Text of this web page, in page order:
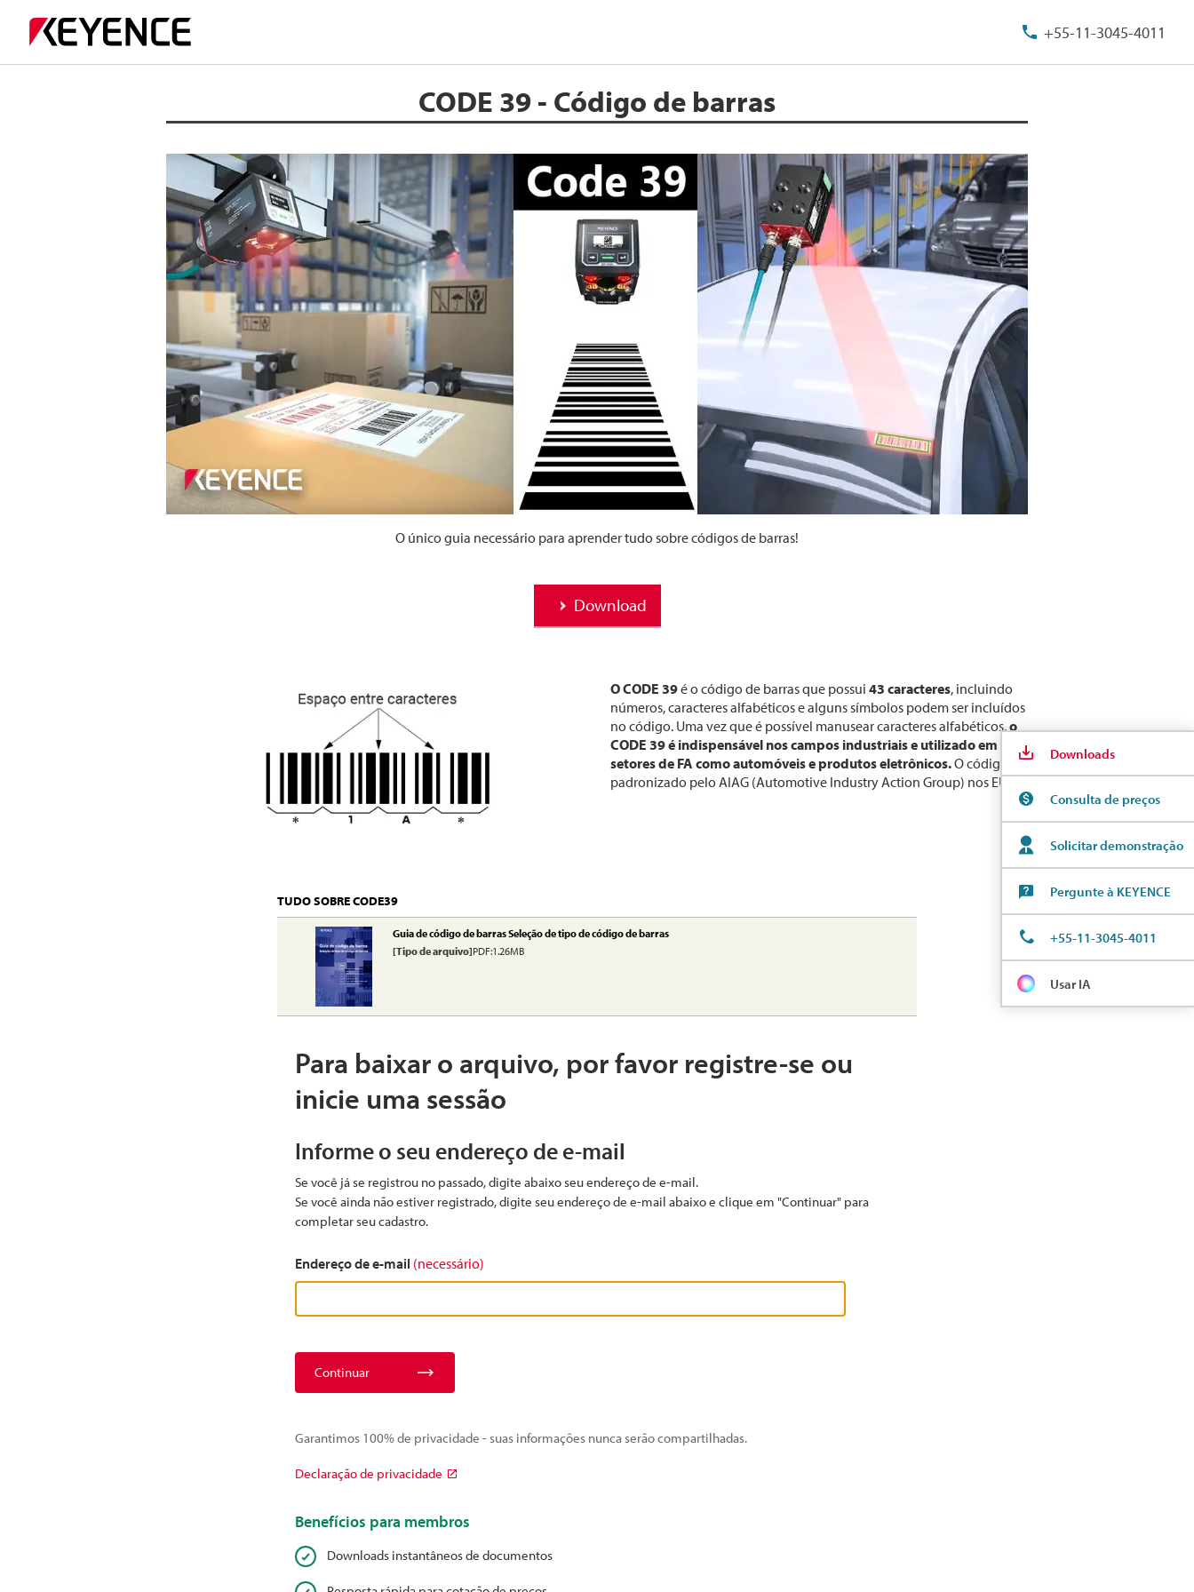
+55-11-3045-4011
CODE 39 - Código de barras
O único guia necessário para aprender tudo sobre códigos de barras!
Download
O CODE 39é o código de barras que possui 43 caracteres, incluindo
números, caracteres alfabéticos e alguns símbolos podem ser incluídos
no código. Uma vez que é possível manusear caracteres alfabéticos,o
CODE 39 é indispensável nos campos industriais e utilizado em
setores de FA como automóveis e produtos eletrônicos.O código é
padronizado pelo AIAG (Automotive Industry Action Group) nos EUA.
TUDO SOBRE CODE39
Guia de código de barras Seleção de tipo de código de barras
[Tipo de arquivo]PDF:1.26MB
Para baixar o arquivo, por favor registre-se ou
inicie uma sessão
Informe o seu endereço de e-mail
Se você já se registrou no passado, digite abaixo seu endereço de e-mail.
Se você ainda não estiver registrado, digite seu endereço de e-mail abaixo e clique em "Continuar" para
completar seu cadastro.
Endereço de e-mail (necessário)
Continuar
Garantimos 100% de privacidade - suas informações nunca serão compartilhadas.
Declaração de privacidade
Benefícios para membros
Downloads instantâneos de documentos
Downloads
Consulta de preços
Solicitar demonstração
Pergunte à KEYENCE
+55-11-3045-4011
Usar IA